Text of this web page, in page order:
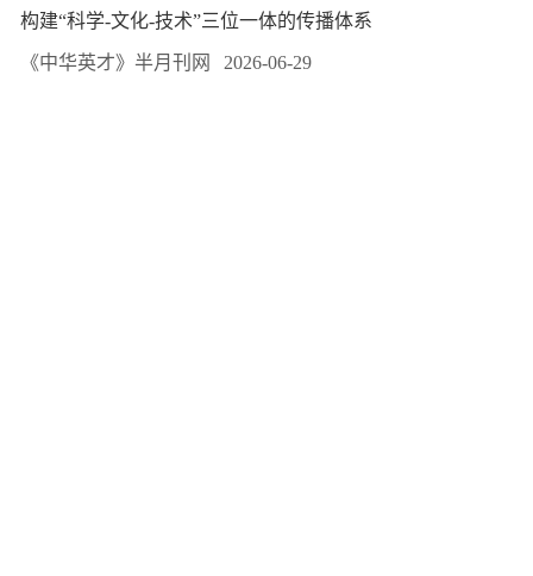
构建“科学-文化-技术”三位一体的传播体系
《中华英才》半月刊网 2026-06-29